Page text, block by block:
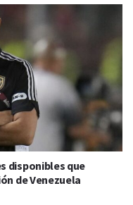
disponibles que
de Venezuela